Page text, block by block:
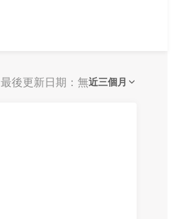
最後更新日期：無近三個月